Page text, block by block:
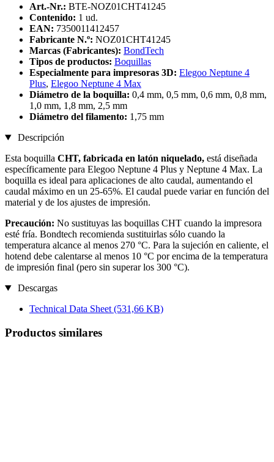
Art.-Nr.: BTE-NOZ01CHT41245
Contenido: 1 ud.
EAN: 7350011412457
Fabricante N.º: NOZ01CHT41245
Marcas (Fabricantes): BondTech
Tipos de productos: Boquillas
Especialmente para impresoras 3D: Elegoo Neptune 4
Plus, Elegoo Neptune 4 Max
Diámetro de la boquilla: 0,4 mm, 0,5 mm, 0,6 mm, 0,8 mm,
1,0 mm, 1,8 mm, 2,5 mm
Diámetro del filamento: 1,75 mm
Descripción
Esta boquilla CHT, fabricada en latón niquelado, está diseñada
específicamente para Elegoo Neptune 4 Plus y Neptune 4 Max. La
boquilla es ideal para aplicaciones de alto caudal, aumentando el
caudal máximo en un 25-65%. El caudal puede variar en función del
material y de los ajustes de impresión.
Precaución: No sustituyas las boquillas CHT cuando la impresora
esté fría. Bondtech recomienda sustituirlas sólo cuando la
temperatura alcance al menos 270 °C. Para la sujeción en caliente, el
hotend debe calentarse al menos 10 °C por encima de la temperatura
de impresión final (pero sin superar los 300 °C).
Descargas
Technical Data Sheet (531,66 KB)
Productos similares